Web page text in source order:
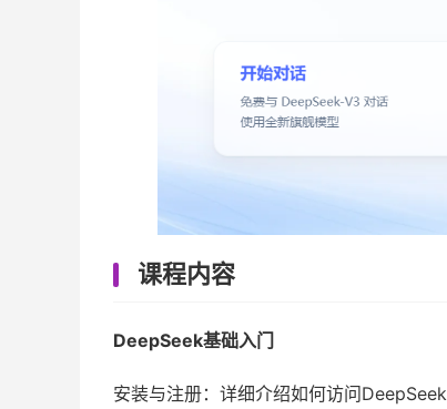
课程内容
DeepSeek基础入门
安装与注册：详细介绍如何访问